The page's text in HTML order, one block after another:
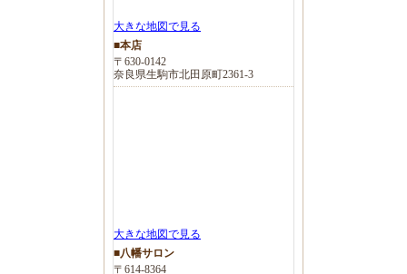
大きな地図で見る
■本店
〒630-0142
奈良県生駒市北田原町2361-3
大きな地図で見る
■八幡サロン
〒614-8364